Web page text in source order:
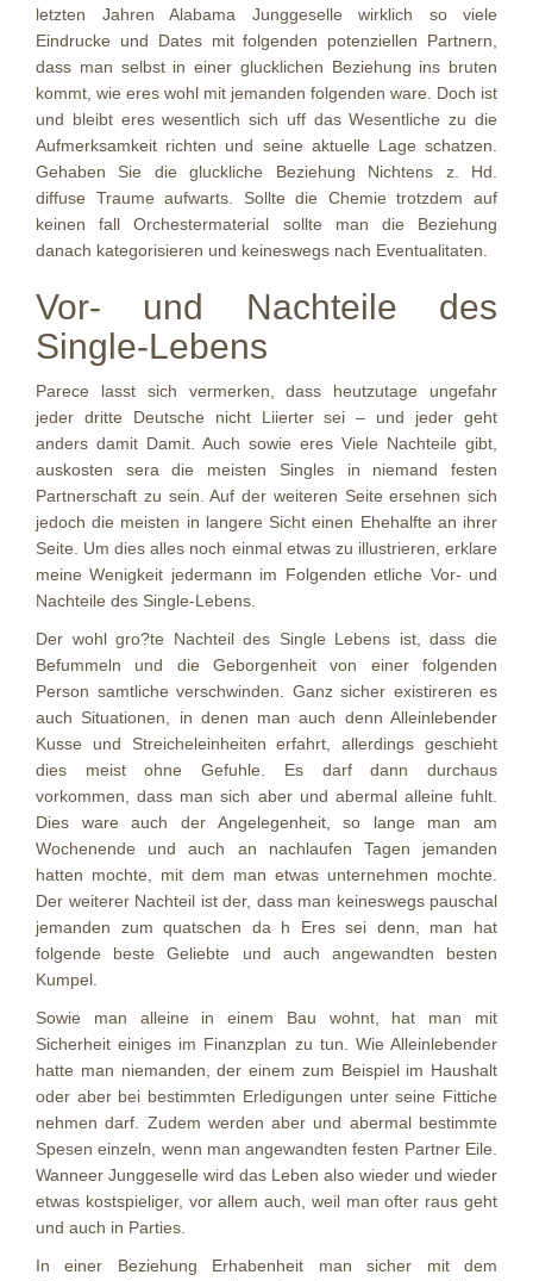
letzten Jahren Alabama Junggeselle wirklich so viele
Eindrucke und Dates mit folgenden potenziellen Partnern,
dass man selbst in einer glucklichen Beziehung ins bruten
kommt, wie eres wohl mit jemanden folgenden ware. Doch ist
und bleibt eres wesentlich sich uff das Wesentliche zu die
Aufmerksamkeit richten und seine aktuelle Lage schatzen.
Gehaben Sie die gluckliche Beziehung Nichtens z. Hd.
diffuse Traume aufwarts. Sollte die Chemie trotzdem auf
keinen fall Orchestermaterial sollte man die Beziehung
danach kategorisieren und keineswegs nach Eventualitaten.
Vor- und Nachteile des
Single-Lebens
Parece lasst sich vermerken, dass heutzutage ungefahr
jeder dritte Deutsche nicht Liierter sei – und jeder geht
anders damit Damit. Auch sowie eres Viele Nachteile gibt,
auskosten sera die meisten Singles in niemand festen
Partnerschaft zu sein. Auf der weiteren Seite ersehnen sich
jedoch die meisten in langere Sicht einen Ehehalfte an ihrer
Seite. Um dies alles noch einmal etwas zu illustrieren, erklare
meine Wenigkeit jedermann im Folgenden etliche Vor- und
Nachteile des Single-Lebens.
Der wohl gro?te Nachteil des Single Lebens ist, dass die
Befummeln und die Geborgenheit von einer folgenden
Person samtliche verschwinden. Ganz sicher existireren es
auch Situationen, in denen man auch denn Alleinlebender
Kusse und Streicheleinheiten erfahrt, allerdings geschieht
dies meist ohne Gefuhle. Es darf dann durchaus
vorkommen, dass man sich aber und abermal alleine fuhlt.
Dies ware auch der Angelegenheit, so lange man am
Wochenende und auch an nachlaufen Tagen jemanden
hatten mochte, mit dem man etwas unternehmen mochte.
Der weiterer Nachteil ist der, dass man keineswegs pauschal
jemanden zum quatschen da h Eres sei denn, man hat
folgende beste Geliebte und auch angewandten besten
Kumpel.
Sowie man alleine in einem Bau wohnt, hat man mit
Sicherheit einiges im Finanzplan zu tun. Wie Alleinlebender
hatte man niemanden, der einem zum Beispiel im Haushalt
oder aber bei bestimmten Erledigungen unter seine Fittiche
nehmen darf. Zudem werden aber und abermal bestimmte
Spesen einzeln, wenn man angewandten festen Partner Eile.
Wanneer Junggeselle wird das Leben also wieder und wieder
etwas kostspieliger, vor allem auch, weil man ofter raus geht
und auch in Parties.
In einer Beziehung Erhabenheit man sicher mit dem